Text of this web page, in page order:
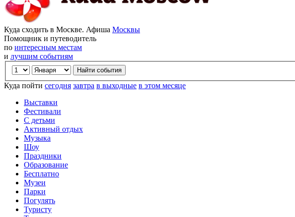
Куда сходить в Москве. Афиша Москвы
Помощник и путеводитель
по интересным местам
и лучшим событиям
Куда пойти сегодня завтра в выходные в этом месяце
Выставки
Фестивали
С детьми
Активный отдых
Музыка
Шоу
Праздники
Образование
Бесплатно
Музеи
Парки
Погулять
Туристу